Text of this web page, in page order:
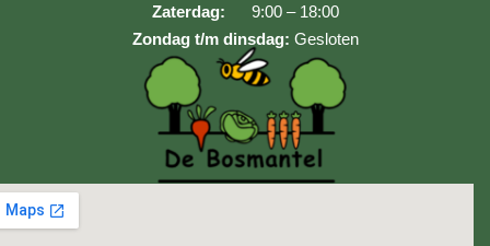
Zaterdag: 9:00 – 18:00
Zondag t/m dinsdag: Gesloten